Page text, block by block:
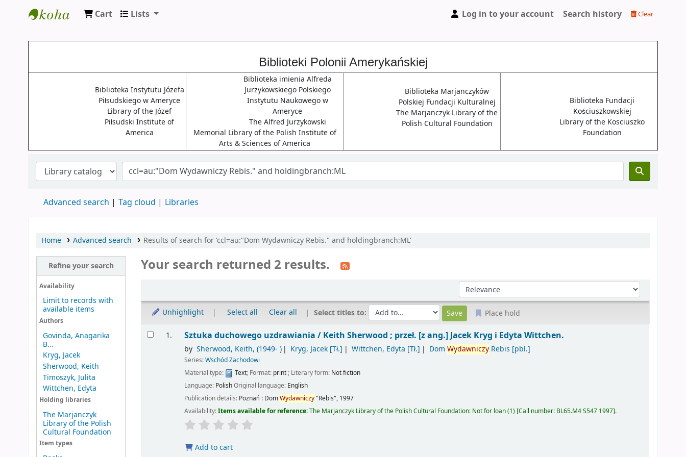
Cart Lists Log in to your account Search history Clear
Biblioteki Polonii Amerykańskiej
Biblioteka Instytutu Józefa
Piłsudskiego w Ameryce
Library of the Józef
Piłsudski Institute of
America
Biblioteka imienia Alfreda
Jurzykowskiego Polskiego
Instytutu Naukowego w
Ameryce
The Alfred Jurzykowski
Memorial Library of the Polish Institute of
Arts & Sciences of America
Biblioteka Marjanczyków
Polskiej Fundacji Kulturalnej
The Marjanczyk Library of the
Polish Cultural Foundation
Biblioteka Fundacji
Kościuszkowskiej
Library of the Kosciuszko
Foundation
Advanced search Tag cloud Libraries
Home Advanced search Results of search for 'ccl=au:"Dom Wydawniczy Rebis." and holdingbranch:ML'
Refine your search
Availability
Limit to records with
available items
Authors
Govinda, Anagarika
B...
Kryg, Jacek
Sherwood, Keith
Timoszyk, Julita
Wittchen, Edyta
Holding libraries
The Marjanczyk
Library of the Polish
Cultural Foundation
Item types
Your search returned 2 results.
Sort by:
Unhighlight Select all Clear all Select titles to: Place hold
Results
1. Sztuka duchowego uzdrawiania / Keith Sherwood ; przeł. [z ang.] Jacek Kryg i Edyta Wittchen.
by Sherwood, Keith, (1949- ) Kryg, Jacek [Tł.] Wittchen, Edyta [Tł.] Dom WydawniczyRebis [pbl.]
Series:Wschód Zachodowi
Material type:
Text; Format: print; Literary form: Not fiction
Language: PolishOriginal language: English
Publication details: Poznań : DomWydawniczy"Rebis", 1997
Availability:Items available for reference:The Marjanczyk Library of the Polish Cultural Foundation: Not for loan(1) Call number: BL65.M4 S547 1997 .
Add to cart